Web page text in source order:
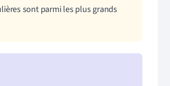
sont parmi les plus grands